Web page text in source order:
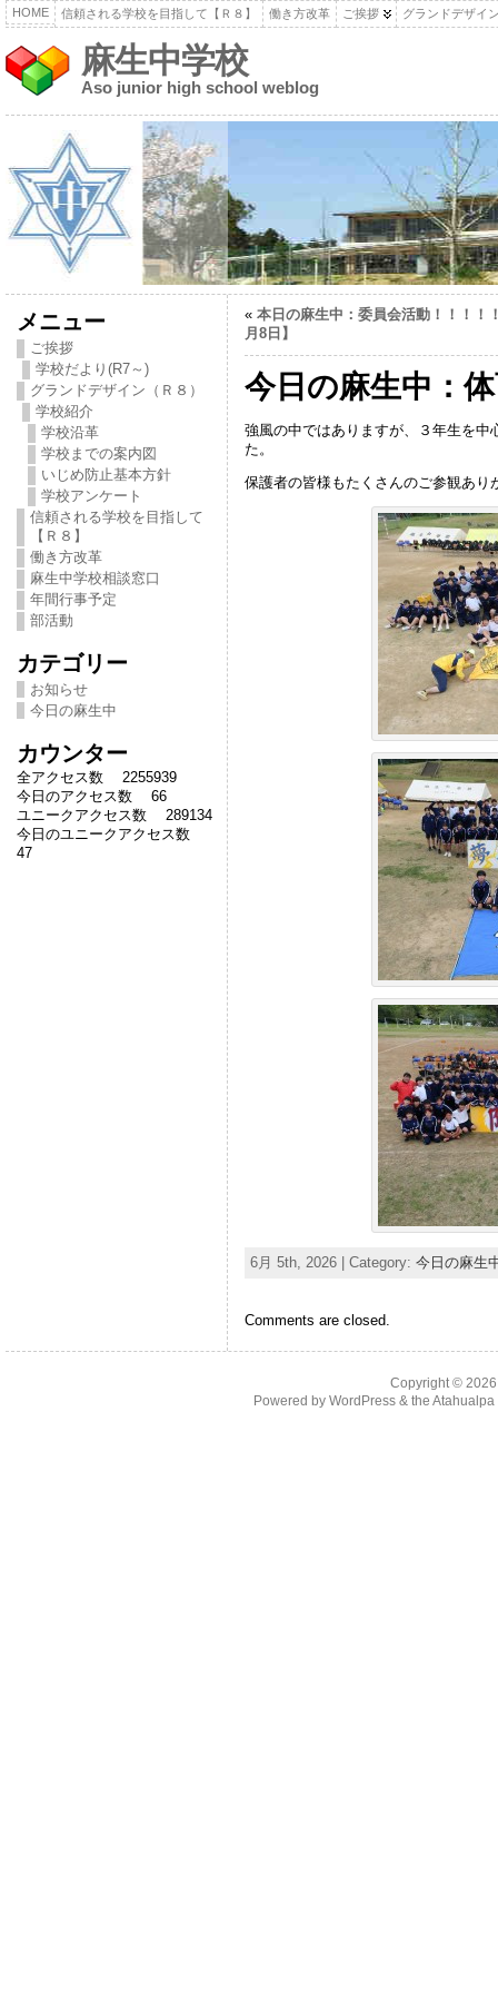
HOME 信頼される学校を目指して【Ｒ８】 働き方改革 ご挨拶 グランドデザイ
麻生中学校
Aso junior high school weblog
メニュー
ご挨拶
学校だより(R7～)
グランドデザイン（Ｒ８）
学校紹介
学校沿革
学校までの案内図
いじめ防止基本方針
学校アンケート
信頼される学校を目指して
【Ｒ８】
働き方改革
麻生中学校相談窓口
年間行事予定
部活動
カテゴリー
お知らせ
今日の麻生中
カウンター
全アクセス数 2255939
今日のアクセス数 66
ユニークアクセス数 289134
今日のユニークアクセス数
47
« 本日の麻生中：委員会活動！！！！
月8日】
今日の麻生中：
強風の中ではありますが、３年生を
た。
保護者の皆様もたくさんのご参観あり
6月 5th, 2026 | Category: 今日の麻生
Comments are closed.
Copyright ©
Powered by WordPress& the Atahualpa